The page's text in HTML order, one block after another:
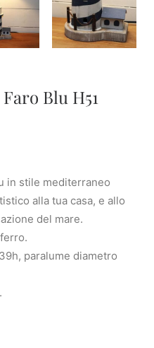
Blu H51
in stile mediterraneo
alla tua casa, e allo
del mare.
paralume diametro